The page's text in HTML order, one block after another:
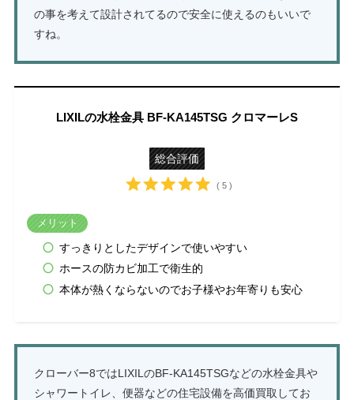
の事を考えて設計されてるので安全に使えるのもいいで
すね。
LIXILの水栓金具 BF-KA145TSG クロマーレS
総合評価
( 5 )
メリット
すっきりとしたデザインで使いやすい
ホースの防カビ加工で衛生的
本体が熱くならないのでお子様やお年寄りも安心
クローバー8ではLIXILのBF-KA145TSGなどの水栓金具や
シャワートイレ、便器などの住宅設備を高価買取してお